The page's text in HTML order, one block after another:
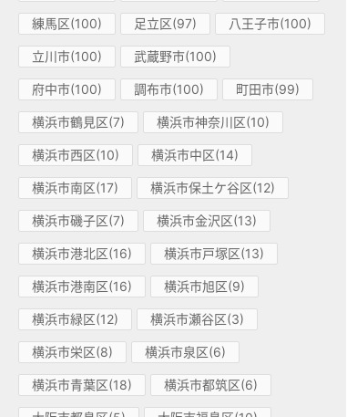
練馬区(100) 足立区(97) 八王子市(100)
立川市(100) 武蔵野市(100)
府中市(100) 調布市(100) 町田市(99)
横浜市鶴見区(7) 横浜市神奈川区(10)
横浜市西区(10) 横浜市中区(14)
横浜市南区(17) 横浜市保土ケ谷区(12)
横浜市磯子区(7) 横浜市金沢区(13)
横浜市港北区(16) 横浜市戸塚区(13)
横浜市港南区(16) 横浜市旭区(9)
横浜市緑区(12) 横浜市瀬谷区(3)
横浜市栄区(8) 横浜市泉区(6)
横浜市青葉区(18) 横浜市都筑区(6)